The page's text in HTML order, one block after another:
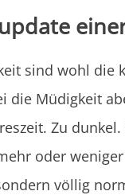
sind wohl die
die Müdigkeit
Zu
oder
völlig